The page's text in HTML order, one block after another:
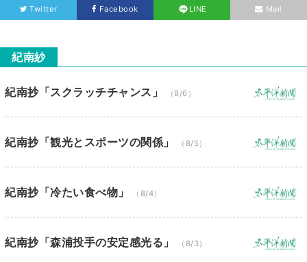
Twitter Facebook LINE Mail
紀南紗
紀南抄「スクラッチチャンス」 （8/6）
紀南抄「観光とスポーツの関係」 （8/5）
紀南抄「冷たい食べ物」 （8/4）
紀南抄「森浦投手の安定感光る」 （8/3）